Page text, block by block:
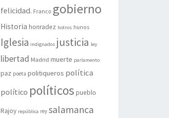
felicidad. Franco gobierno
Historia honradez hotros hunos
Iglesia indignados justicia ley
libertad Madrid muerte parlamento
paz poeta politiqueros política
político políticos pueblo
Rajoy república rey salamanca